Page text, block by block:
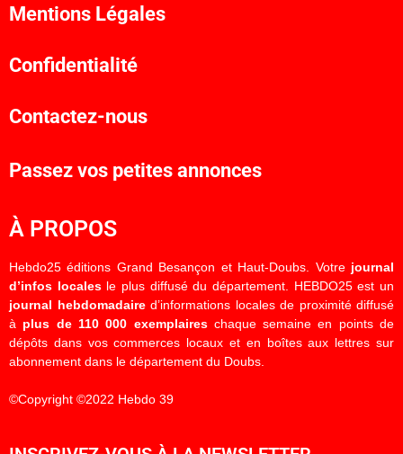
Mentions Légales
Confidentialité
Contactez-nous
Passez vos petites annonces
À PROPOS
Hebdo25 éditions Grand Besançon et Haut-Doubs. Votre journal
d’infos localesle plus diffusé du département. HEBDO25 est un
journal hebdomadaired’informations locales de proximité diffusé
à plus de 110 000 exemplaireschaque semaine en points de
dépôts dans vos commerces locaux et en boîtes aux lettres sur
abonnement dans le département du Doubs.
©Copyright ©2022 Hebdo 39